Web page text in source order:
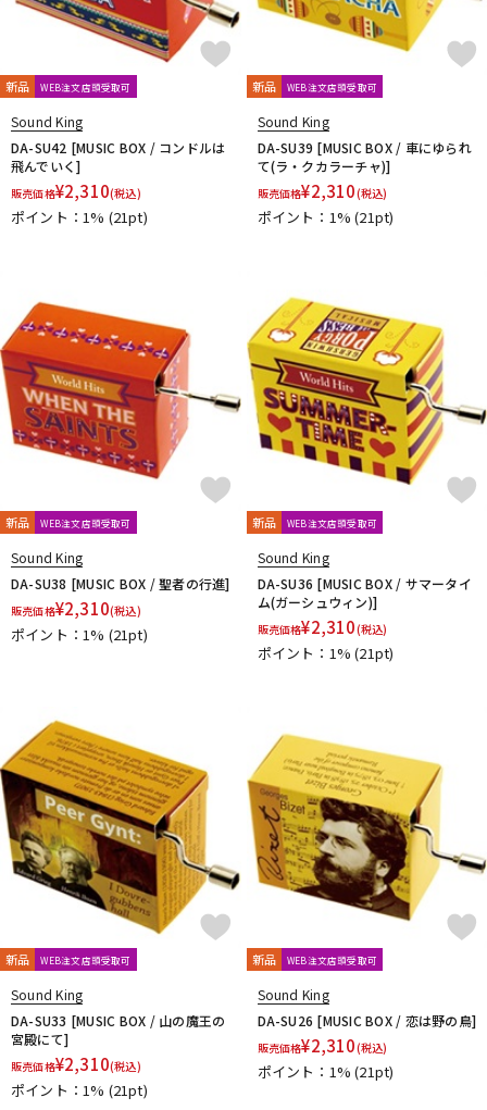
新品 WEB注文店頭受取可
Sound King
DA-SU42 [MUSIC BOX / コンドルは
飛んでいく]
販売価格¥2,310(税込)
ポイント：1% (21pt)
新品 WEB注文店頭受取可
Sound King
DA-SU39 [MUSIC BOX / 車にゆられ
て(ラ・クカラーチャ)]
販売価格¥2,310(税込)
ポイント：1%(21pt)
新品 WEB注文店頭受取可
Sound King
DA-SU38 [MUSIC BOX / 聖者の行進]
販売価格¥2,310(税込)
ポイント：1% (21pt)
新品 WEB注文店頭受取可
Sound King
DA-SU36 [MUSIC BOX / サマータイ
ム(ガーシュウィン)]
販売価格¥2,310(税込)
ポイント：1%(21pt)
新品 WEB注文店頭受取可
Sound King
DA-SU33 [MUSIC BOX / 山の魔王の
宮殿にて]
販売価格¥2,310(税込)
ポイント：1% (21pt)
新品 WEB注文店頭受取可
Sound King
DA-SU26 [MUSIC BOX / 恋は野の鳥]
販売価格¥2,310(税込)
ポイント：1%(21pt)